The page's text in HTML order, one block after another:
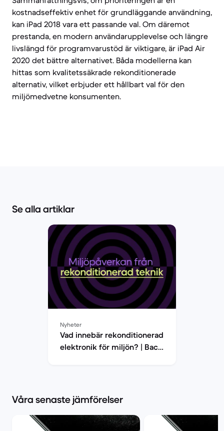
kostnadseffektiv enhet för grundläggande användning,
kan iPad 2018 vara ett passande val. Om däremot
prestanda, en modern användarupplevelse och längre
livslängd för programvarustöd är viktigare, är iPad Air
2020 det bättre alternativet. Båda modellerna kan
hittas som kvalitetssäkrade rekonditionerade
alternativ, vilket erbjuder ett hållbart val för den
miljömedvetne konsumenten.
Se alla artiklar
Nyheter
Vad innebär rekonditionerad
elektronik för miljön? | Back
Våra senaste jämförelser